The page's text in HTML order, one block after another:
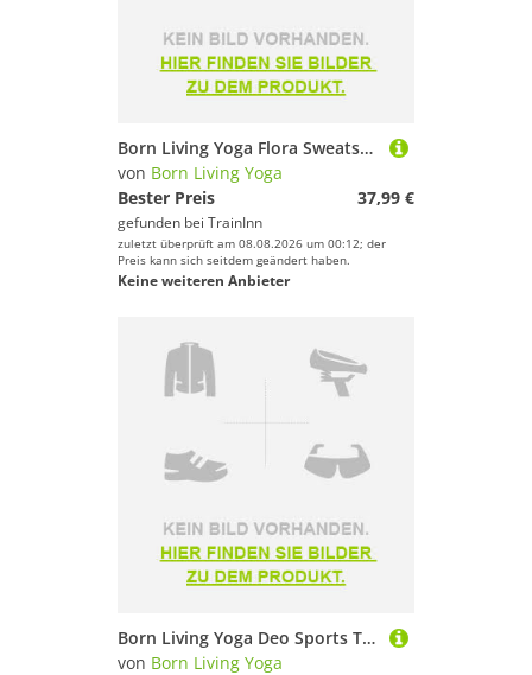
Born Living Yoga Flora Sweatshirt Weiß L Frau
von Born Living Yoga
Bester Preis
37,99 €
gefunden bei TrainInn
zuletzt überprüft am 08.08.2026 um 00:12; der
Preis kann sich seitdem geändert haben.
Keine weiteren Anbieter
Born Living Yoga Deo Sports Top Beige S Frau
von Born Living Yoga